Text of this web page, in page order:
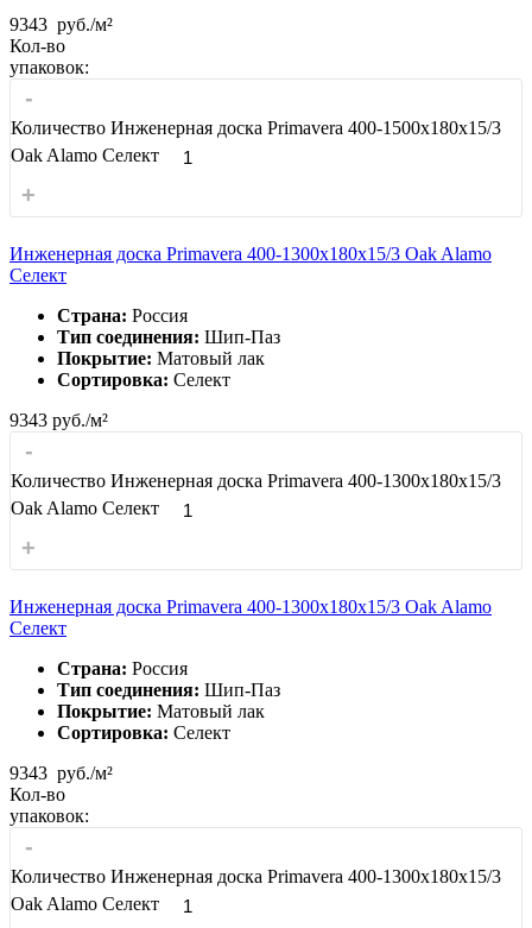
9343 руб./м²
Кол-во
упаковок:
-
Количество Инженерная доска Primavera 400-1500х180х15/3
Oak Alamo Селект
+
Инженерная доска Primavera 400-1300х180х15/3 Oak Alamo
Селект
Страна: Россия
Тип соединения: Шип-Паз
Покрытие: Матовый лак
Сортировка: Селект
9343 руб./м²
-
Количество Инженерная доска Primavera 400-1300х180х15/3
Oak Alamo Селект
+
Инженерная доска Primavera 400-1300х180х15/3 Oak Alamo
Селект
Страна: Россия
Тип соединения: Шип-Паз
Покрытие: Матовый лак
Сортировка: Селект
9343 руб./м²
Кол-во
упаковок:
-
Количество Инженерная доска Primavera 400-1300х180х15/3
Oak Alamo Селект